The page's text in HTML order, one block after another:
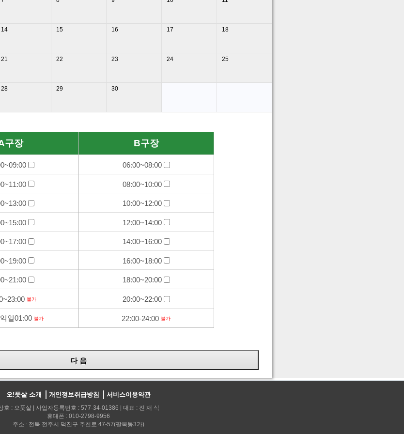
14 15 16 17 18
21 22 23 24 25
28 29 30
구장
불가
일01:00 불가
B구장
06:00~08:00
08:00~10:00
10:00~12:00
12:00~14:00
14:00~16:00
16:00~18:00
18:00~20:00
20:00~22:00
22:00-24:00 불가
오!풋살 소개 개인정보취급방침 서비스이용약관
호 : 오풋살 | 사업자등록번호 : 577-34-01386 | 대표 : 진 재 식
휴대폰 : 010-2798-9956
주소 : 전북 전주시 덕진구 추천로 47-57(팔복동3가)